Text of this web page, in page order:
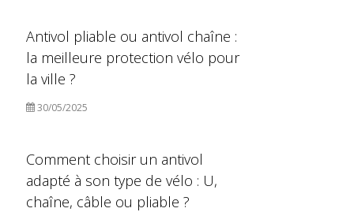
Antivol pliable ou antivol chaîne :
la meilleure protection vélo pour
la ville ?
30/05/2025
Comment choisir un antivol
adapté à son type de vélo : U,
chaîne, câble ou pliable ?